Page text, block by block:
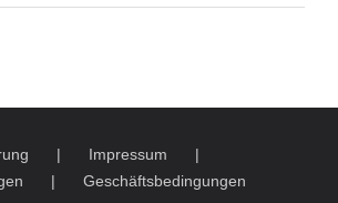
Impressum
Geschäftsbedingungen